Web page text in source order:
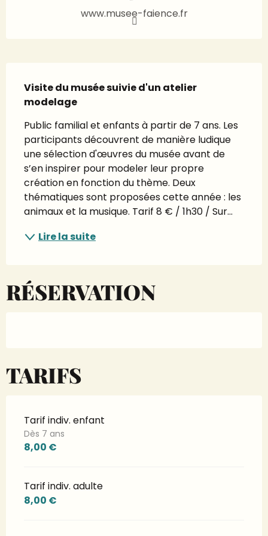
www.musee-faience.fr
Visite du musée suivie d'un atelier
modelage
Public familial et enfants à partir de 7 ans. Les
participants découvrent de manière ludique
une sélection d'œuvres du musée avant de
s’en inspirer pour modeler leur propre
création en fonction du thème. Deux
thématiques sont proposées cette année : les
animaux et la musique. Tarif 8 € / 1h30 / Sur...
Lire la suite
RÉSERVATION
TARIFS
Tarif indiv. enfant
Dès 7 ans
8,00 €
Tarif indiv. adulte
8,00 €